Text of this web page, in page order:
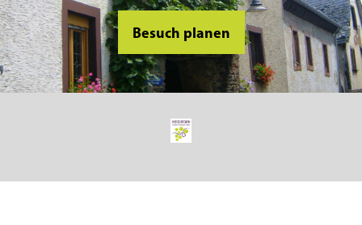
Besuch planen